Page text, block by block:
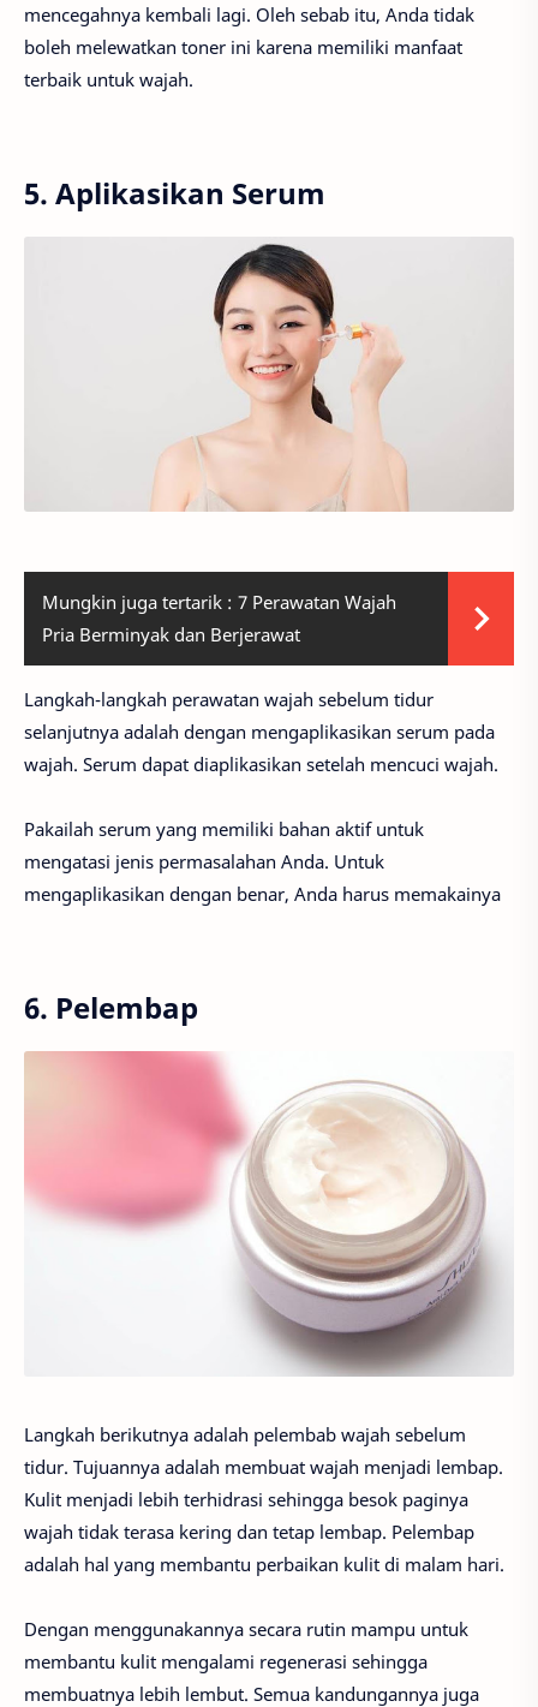
mencegahnya kembali lagi. Oleh sebab itu, Anda tidak
boleh melewatkan toner ini karena memiliki manfaat
terbaik untuk wajah.
5. Aplikasikan Serum
Mungkin juga tertarik : 7 Perawatan Wajah
Pria Berminyak dan Berjerawat
Langkah-langkah perawatan wajah sebelum tidur
selanjutnya adalah dengan mengaplikasikan serum pada
wajah. Serum dapat diaplikasikan setelah mencuci wajah.
Pakailah serum yang memiliki bahan aktif untuk
mengatasi jenis permasalahan Anda. Untuk
mengaplikasikan dengan benar, Anda harus memakainya
6. Pelembap
Langkah berikutnya adalah pelembab wajah sebelum
tidur. Tujuannya adalah membuat wajah menjadi lembap.
Kulit menjadi lebih terhidrasi sehingga besok paginya
wajah tidak terasa kering dan tetap lembap. Pelembap
adalah hal yang membantu perbaikan kulit di malam hari.
Dengan menggunakannya secara rutin mampu untuk
membantu kulit mengalami regenerasi sehingga
membuatnya lebih lembut. Semua kandungannya juga